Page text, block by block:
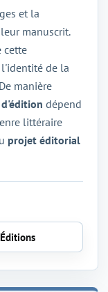
et la
manuscrit.
cette
de la
manière
dépend
littéraire
projet éditorial